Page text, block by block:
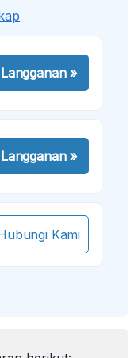
Langganan»
Langganan»
Kami